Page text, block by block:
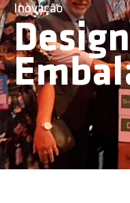
Inovação